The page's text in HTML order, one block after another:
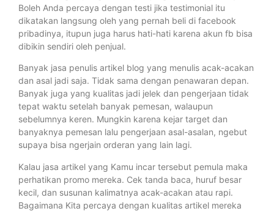
Boleh Anda percaya dengan testi jika testimonial itu
dikatakan langsung oleh yang pernah beli di facebook
pribadinya, itupun juga harus hati-hati karena akun fb bisa
dibikin sendiri oleh penjual.
Banyak jasa penulis artikel blog yang menulis acak-acakan
dan asal jadi saja. Tidak sama dengan penawaran depan.
Banyak juga yang kualitas jadi jelek dan pengerjaan tidak
tepat waktu setelah banyak pemesan, walaupun
sebelumnya keren. Mungkin karena kejar target dan
banyaknya pemesan lalu pengerjaan asal-asalan, ngebut
supaya bisa ngerjain orderan yang lain lagi.
Kalau jasa artikel yang Kamu incar tersebut pemula maka
perhatikan promo mereka. Cek tanda baca, huruf besar
kecil, dan susunan kalimatnya acak-acakan atau rapi.
Bagaimana Kita percaya dengan kualitas artikel mereka